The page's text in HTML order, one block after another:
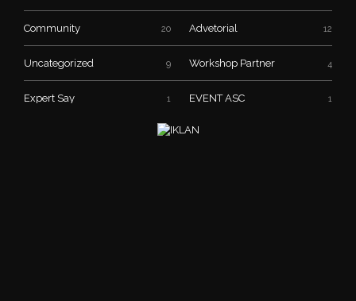
Community 20 Advetorial 12
Uncategorized 9 Workshop Partner 4
Expert Say 1 EVENT ASC 1